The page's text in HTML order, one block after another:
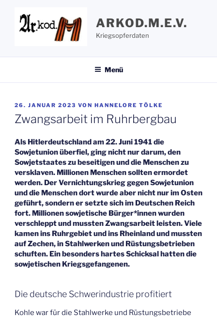
springen
ARKOD.M.E.V.
Kriegsopferdaten
Menü
VERÖFFENTLICHT
AM
26. JANUAR 2023 VON HANNELORE TÖLKE
Zwangsarbeit im Ruhrbergbau
Als Hitlerdeutschland am 22. Juni 1941 die
Sowjetunion überfiel, ging nicht nur darum, den
Sowjetstaates zu beseitigen und die Menschen zu
versklaven. Millionen Menschen sollten ermordet
werden. Der Vernichtungskrieg gegen Sowjetunion
und die Menschen dort wurde aber nicht nur im Osten
geführt, sondern er setzte sich im Deutschen Reich
fort. Millionen sowjetische Bürger*innen wurden
verschleppt und mussten Zwangsarbeit leisten. Viele
kamen ins Ruhrgebiet und ins Rheinland und mussten
auf Zechen, in Stahlwerken und Rüstungsbetrieben
schuften. Ein besonders hartes Schicksal hatten die
sowjetischen Kriegsgefangenen.
Die deutsche Schwerindustrie profitiert
Kohle war für die Stahlwerke und Rüstungsbetriebe